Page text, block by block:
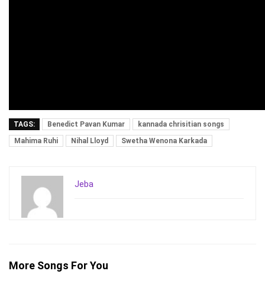
TAGS: Benedict Pavan Kumar
kannada chrisitian songs
Mahima Ruhi
Nihal Lloyd Swetha Wenona Karkada
Jeba
More Songs For You